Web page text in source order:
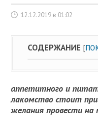
12.12.2019 в 01:02
СОДЕРЖАНИЕ [
аппетитного и
лакомство стоит
желания провести на